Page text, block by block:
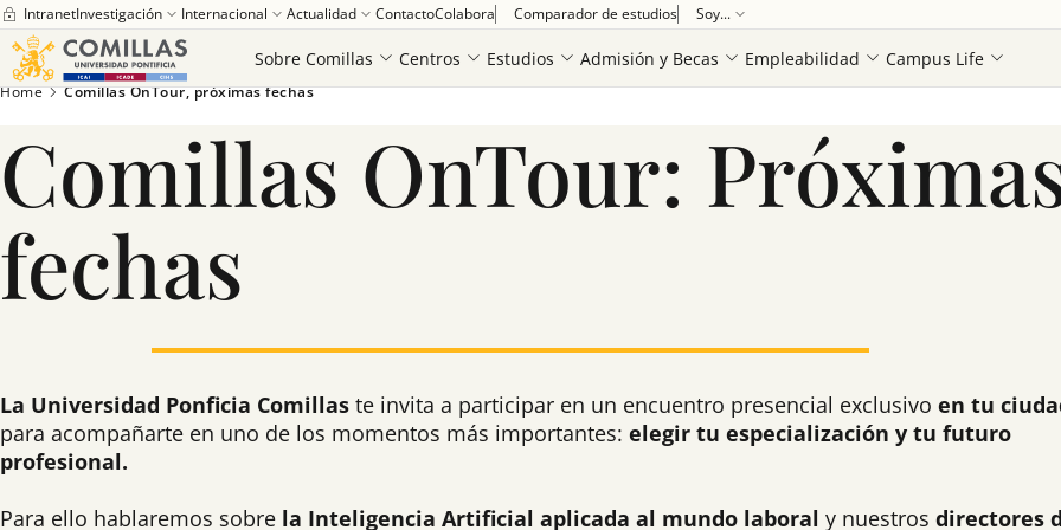
IntranetInvestigación Internacional Actualidad ContactoColabora Comparador de estudios Soy...
Sobre Comillas Centros Estudios Admisión y Becas Empleabilidad Campus Life
Saber más Ver más
Home Comillas OnTour, próximas fechas
Comillas OnTour:
fechas
La Universidad Ponficia Comillas te invita a participar en un encuentro presencial exclusivo en tu
para acompañarte en uno de los momentos más importantes: elegir tu especialización y tu futuro
profesional.
Para ello hablaremos sobre la Inteligencia Artificial aplicada al mundo laboral y nuestros directores